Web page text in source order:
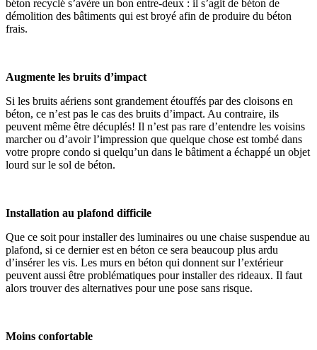
béton recyclé s’avère un bon entre-deux : il s’agit de béton de
démolition des bâtiments qui est broyé afin de produire du béton
frais.
Augmente les bruits d’impact
Si les bruits aériens sont grandement étouffés par des cloisons en
béton, ce n’est pas le cas des bruits d’impact. Au contraire, ils
peuvent même être décuplés! Il n’est pas rare d’entendre les voisins
marcher ou d’avoir l’impression que quelque chose est tombé dans
votre propre condo si quelqu’un dans le bâtiment a échappé un objet
lourd sur le sol de béton.
Installation au plafond difficile
Que ce soit pour installer des luminaires ou une chaise suspendue au
plafond, si ce dernier est en béton ce sera beaucoup plus ardu
d’insérer les vis. Les murs en béton qui donnent sur l’extérieur
peuvent aussi être problématiques pour installer des rideaux. Il faut
alors trouver des alternatives pour une pose sans risque.
Moins confortable